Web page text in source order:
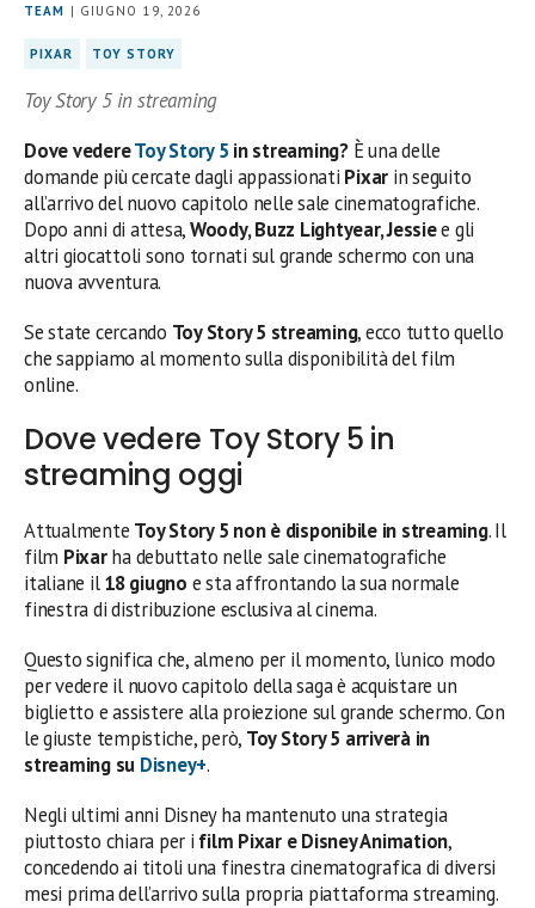
TEAM | GIUGNO 19, 2026
PIXAR TOY STORY
Toy Story 5 in streaming
Dove vedereToy Story 5 in streaming?È una delle
domande più cercate dagli appassionati Pixar in seguito
all’arrivo del nuovo capitolo nelle sale cinematografiche.
Dopo anni di attesa,Woody, Buzz Lightyear, Jessiee gli
altri giocattoli sono tornati sul grande schermo con una
nuova avventura.
Se state cercando Toy Story 5 streaming, ecco tutto quello
che sappiamo al momento sulla disponibilità del film
online.
Dove vedere Toy Story 5 in
streaming oggi
Attualmente Toy Story 5 non è disponibile in streaming. Il
film Pixarha debuttato nelle sale cinematografiche
italiane il18 giugno e sta affrontando la sua normale
finestra di distribuzione esclusiva al cinema.
Questo significa che, almeno per il momento, l’unico modo
per vedere il nuovo capitolo della saga è acquistare un
biglietto e assistere alla proiezione sul grande schermo. Con
le giuste tempistiche, però, Toy Story 5 arriverà in
streaming su Disney+.
Negli ultimi anni Disney ha mantenuto una strategia
piuttosto chiara per i film Pixar e Disney Animation,
concedendo ai titoli una finestra cinematografica di diversi
mesi prima dell’arrivo sulla propria piattaforma streaming.